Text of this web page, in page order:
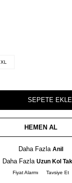
XL
SEPETE EKLE
HEMEN AL
Daha Fazla Anil
Daha Fazla Uzun Kol
Fiyat Alarmı Tavsiye Et